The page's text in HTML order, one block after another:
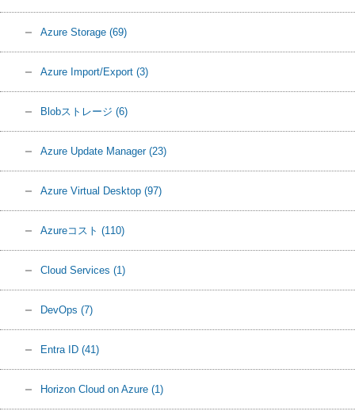
Azure Storage (69)
Azure Import/Export (3)
Blobストレージ (6)
Azure Update Manager (23)
Azure Virtual Desktop (97)
Azureコスト (110)
Cloud Services (1)
DevOps (7)
Entra ID (41)
Horizon Cloud on Azure (1)